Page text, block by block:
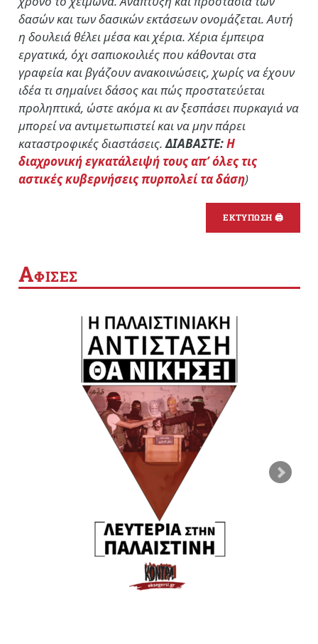
δασών και των δασικών εκτάσεων ονομάζεται. Αυτή
η δουλειά θέλει μέσα και χέρια. Χέρια έμπειρα
εργατικά, όχι σαπιοκοιλιές που κάθονται στα
γραφεία και βγάζουν ανακοινώσεις, χωρίς να έχουν
ιδέα τι σημαίνει δάσος και πώς προστατεύεται
προληπτικά, ώστε ακόμα κι αν ξεσπάσει πυρκαγιά να
μπορεί να αντιμετωπιστεί και να μην πάρει
καταστροφικές διαστάσεις.ΔΙΑΒΑΣΤΕ:Η
διαχρονική εγκατάλειψή τους απ’ όλες τις
αστικές κυβερνήσεις πυρπολεί τα δάση)
ΕΚΤΥΠΩΣΗ 🖨
ΑΦΙΣΕΣ